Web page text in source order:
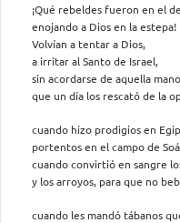
¡Qué rebeldes fueron en el
enojando a Dios en la estepa!
Volvían a tentar a Dios,
a irritar al Santo de Israel,
sin acordarse de aquella mano
que un día los rescató de la
cuando hizo prodigios en
portentos en el campo de
cuando convirtió en sangre
y los arroyos, para que no
cuando les mandó tábanos